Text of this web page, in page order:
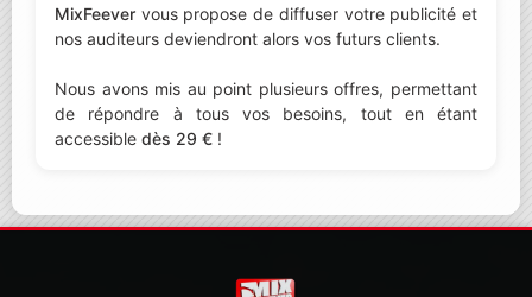
MixFeever vous propose de diffuser votre publicité et
nos auditeurs deviendront alors vos futurs clients.
Nous avons mis au point plusieurs offres, permettant
de répondre à tous vos besoins, tout en étant
accessible dès 29 € !